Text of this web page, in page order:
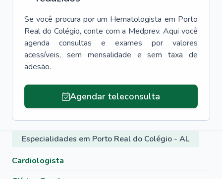
Se você procura por um Hematologista em Porto
Real do Colégio, conte com a Medprev. Aqui você
agenda consultas e exames por valores
acessíveis, sem mensalidade e sem taxa de
adesão.
Agendar teleconsulta
Especialidades em Porto Real do Colégio - AL
Cardiologista